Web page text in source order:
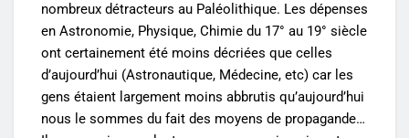
nombreux détracteurs au Paléolithique. Les dépenses
en Astronomie, Physique, Chimie du 17° au 19° siècle
ont certainement été moins décriées que celles
d’aujourd’hui (Astronautique, Médecine, etc) car les
gens étaient largement moins abbrutis qu’aujourd’hui
nous le sommes du fait des moyens de propagande…